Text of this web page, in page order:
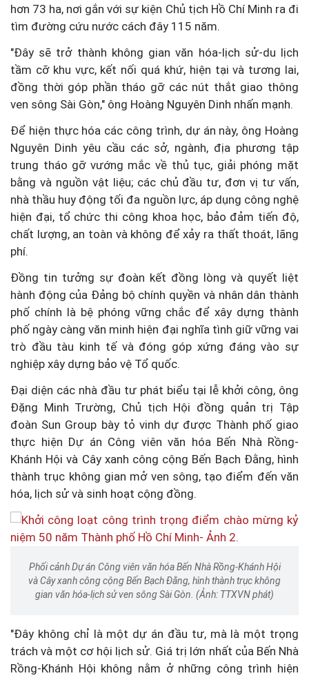
hơn 73 ha, nơi gắn với sự kiện Chủ tịch Hồ Chí Minh ra đi
tìm đường cứu nước cách đây 115 năm.
"Đây sẽ trở thành không gian văn hóa-lịch sử-du lịch
tầm cỡ khu vực, kết nối quá khứ, hiện tại và tương lai,
đồng thời góp phần tháo gỡ các nút thắt giao thông
ven sông Sài Gòn," ông Hoàng Nguyên Dinh nhấn mạnh.
Để hiện thực hóa các công trình, dự án này, ông Hoàng
Nguyên Dinh yêu cầu các sở, ngành, địa phương tập
trung tháo gỡ vướng mắc về thủ tục, giải phóng mặt
bằng và nguồn vật liệu; các chủ đầu tư, đơn vị tư vấn,
nhà thầu huy động tối đa nguồn lực, áp dụng công nghệ
hiện đại, tổ chức thi công khoa học, bảo đảm tiến độ,
chất lượng, an toàn và không để xảy ra thất thoát, lãng
phí.
Đồng tin tưởng sự đoàn kết đồng lòng và quyết liệt
hành động của Đảng bộ chính quyền và nhân dân thành
phố chính là bệ phóng vững chắc để xây dựng thành
phố ngày càng văn minh hiện đại nghĩa tình giữ vững vai
trò đầu tàu kinh tế và đóng góp xứng đáng vào sự
nghiệp xây dựng bảo vệ Tổ quốc.
Đại diện các nhà đầu tư phát biểu tại lễ khởi công, ông
Đặng Minh Trường, Chủ tịch Hội đồng quản trị Tập
đoàn Sun Group bày tỏ vinh dự được Thành phố giao
thực hiện Dự án Công viên văn hóa Bến Nhà Rồng-
Khánh Hội và Cây xanh công cộng Bến Bạch Đằng, hình
thành trục không gian mở ven sông, tạo điểm đến văn
hóa, lịch sử và sinh hoạt cộng đồng.
Phối cảnh Dự án Công viên văn hóa Bến Nhà Rồng-Khánh Hội
và Cây xanh công cộng Bến Bạch Đằng, hình thành trục không
gian văn hóa-lịch sử ven sông Sài Gòn. (Ảnh: TTXVN phát)
"Đây không chỉ là một dự án đầu tư, mà là một trọng
trách và một cơ hội lịch sử. Giá trị lớn nhất của Bến Nhà
Rồng-Khánh Hội không nằm ở những công trình hiện